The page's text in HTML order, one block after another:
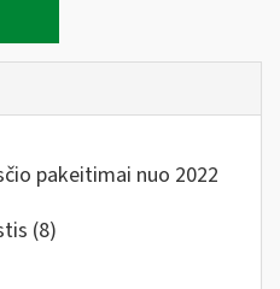
pakeitimai nuo 2022
(8)